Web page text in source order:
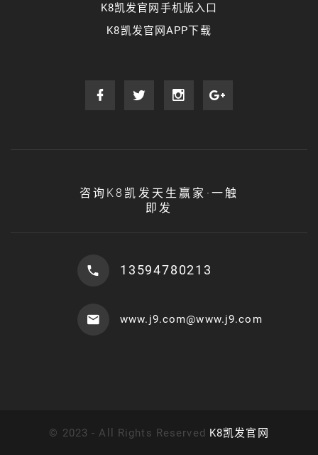
K8凯发官网手机版入口
K8凯发官网APP下载
咨询K8凯发天生赢家·一触
即发
13594780213
www.j9.com@www.j9.com
© 2023 - All Rights Reserved K8凯发官网